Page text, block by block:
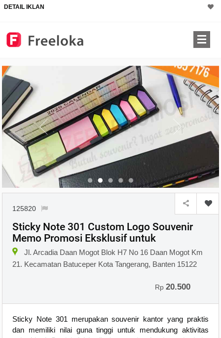
DETAIL IKLAN
125820
Sticky Note 301 Custom Logo Souvenir
Memo Promosi Eksklusif untuk
Jl. Arcadia Daan Mogot Blok H7 No 16 Daan Mogot Km
21. Kecamatan Batuceper Kota Tangerang, Banten 15122
Rp20.500
Sticky Note 301 merupakan souvenir kantor yang praktis
dan memiliki nilai guna tinggi untuk mendukung aktivitas